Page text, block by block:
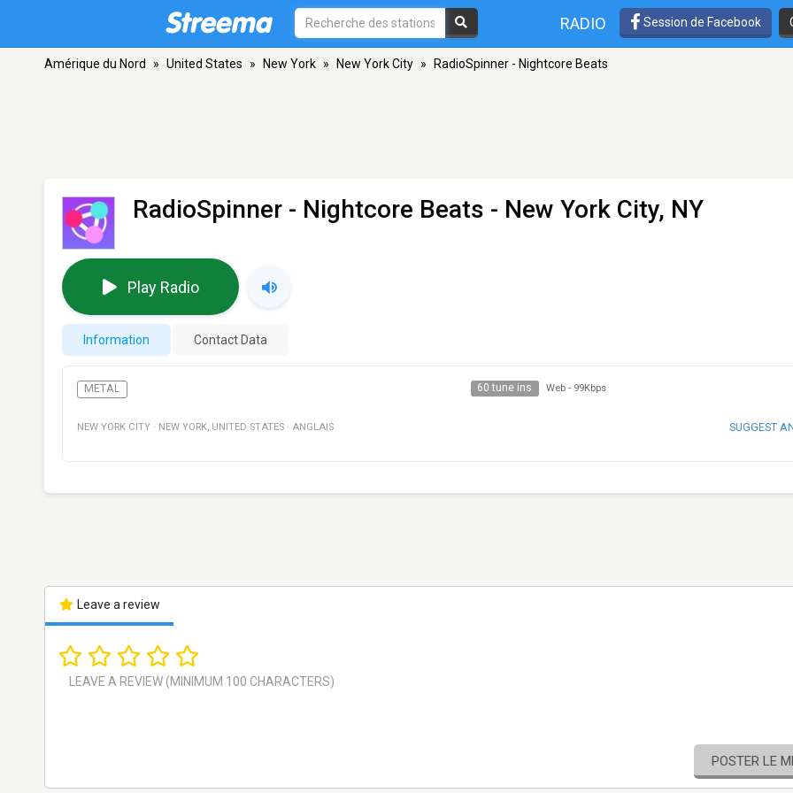
RADIO Session de Facebook
Amérique du Nord » United States » New York » New York City » RadioSpinner - Nightcore Beats
RadioSpinner - Nightcore Beats - New York City, NY
Play Radio
Information Contact Data
METAL 60 tune ins Web - 99Kbps
NEW YORK CITY · NEW YORK, UNITED STATES · ANGLAIS SUGGEST
Leave a review
POSTER LE